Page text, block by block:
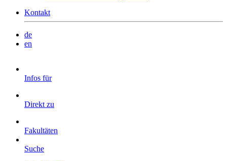
Kontakt
de
en
Infos für
Direkt zu
Fakultäten
Suche